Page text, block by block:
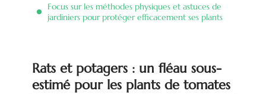
Focus sur les méthodes physiques et astuces de
jardiniers pour protéger efficacement ses plants
Rats et potagers : un fléau sous-
estimé pour les plants de tomates